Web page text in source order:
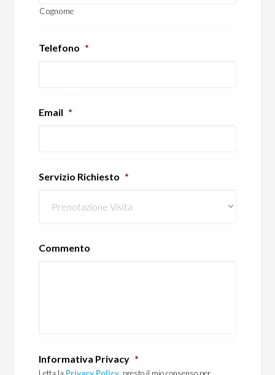
Cognome
Telefono *
Email *
Servizio Richiesto *
Commento
Informativa Privacy *